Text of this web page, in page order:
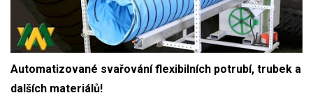
Automatizované svařování flexibilních potrubí, trubek a
dalších materiálů!